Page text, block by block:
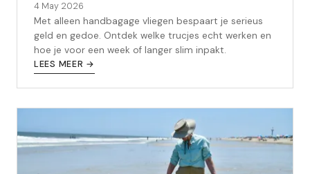
4 May 2026
Met alleen handbagage vliegen bespaart je serieus
geld en gedoe. Ontdek welke trucjes echt werken en
hoe je voor een week of langer slim inpakt.
LEES MEER →